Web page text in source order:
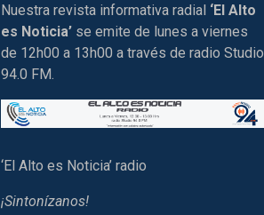
Nuestra revista informativa radial ‘El Alto
es Noticia’ se emite de lunes a viernes
de 12h00 a 13h00 a través de radio Studio
94.0 FM.
‘El Alto es Noticia’ radio
¡Sintonízanos!